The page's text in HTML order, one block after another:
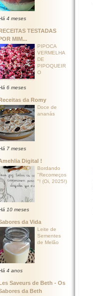
4 meses
TESTADAS
MIM...
PIPOCA
VERMELHA
DE
PIPOQUEIR
O
6 meses
da Romy
Doce de
ananás
7 meses
Digital !
Bordando
"Recomeços
"! (Oi, 2025!)
10 meses
da Vida
Leite de
Sementes
de Melão
4 anos
Saveurs de Beth - Os
da Beth